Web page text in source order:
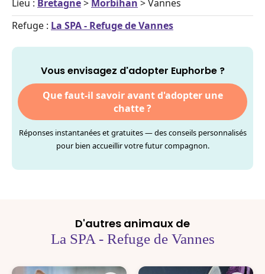
Lieu : Bretagne> Morbihan > Vannes
Refuge : La SPA - Refuge de Vannes
Vous envisagez d'adopter Euphorbe ?
Que faut-il savoir avant d'adopter une
chatte ?
Réponses instantanées et gratuites — des conseils personnalisés
pour bien accueillir votre futur compagnon.
D'autres animaux de
La SPA - Refuge de Vannes